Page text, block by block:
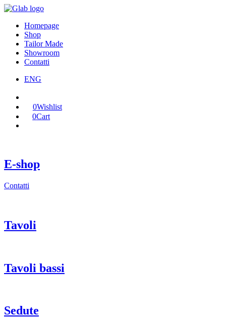
Homepage
Shop
Tailor Made
Showroom
Contatti
ENG
0Wishlist
0Cart
E-shop
Contatti
Tavoli
Tavoli bassi
Sedute